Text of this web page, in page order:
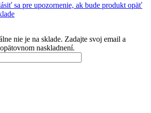
sa pre upozornenie, ak bude produkt opäť
nie je na sklade. Zadajte svoj email a
naskladnení.